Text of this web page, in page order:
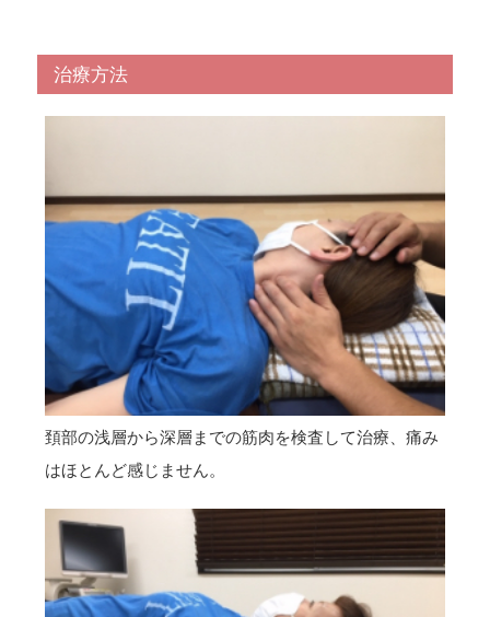
治療方法
頚部の浅層から深層までの筋肉を検査して治療、痛み
はほとんど感じません。